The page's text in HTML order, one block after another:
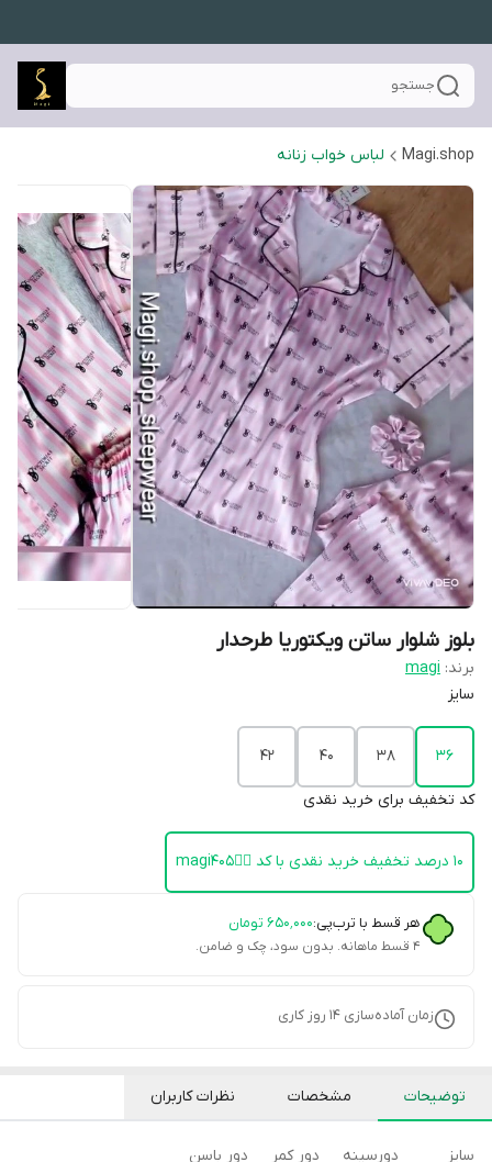
جستجو
Magi.shop لباس خواب زنانه
بلوز شلوار ساتن ویکتوریا طرحدار
برند: magi
سایز
36
38
40
42
کد تخفیف برای خرید نقدی
۱۰ درصد تخفیف خرید نقدی با کد 👈🏻magi405
هر قسط با ترب‌پی:۶۵۰٬۰۰۰ تومان
۴ قسط ماهانه. بدون سود، چک و ضامن.
زمان آماده‌سازی 14 روز کاری
توضیحات مشخصات نظرات کاربران
سایز دورسینه دور کمر دور باسن